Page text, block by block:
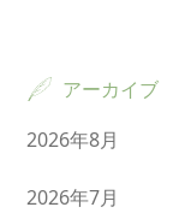
アーカイブ
2026年8月
2026年7月